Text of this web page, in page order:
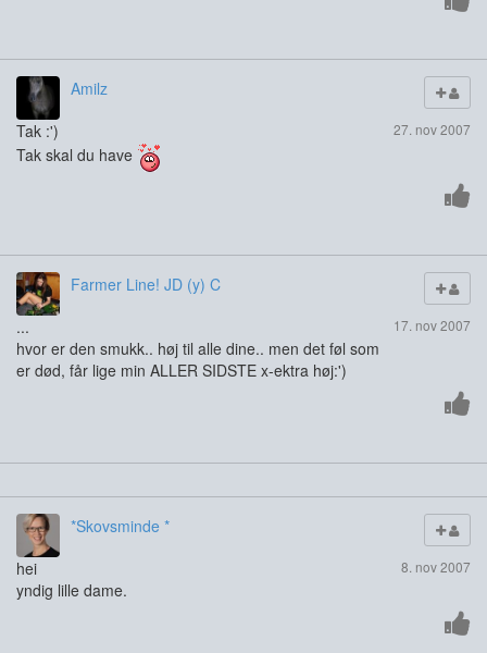
Amilz
27. nov 2007
Tak :')
Tak skal du have
Farmer Line! JD (y) C
17. nov 2007
...
hvor er den smukk.. høj til alle dine.. men det føl som
er død, får lige min ALLER SIDSTE x-ektra høj:')
*Skovsminde *
8. nov 2007
hei
yndig lille dame.